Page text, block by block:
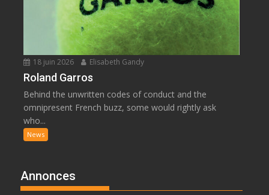
18 juin 2026 Elisabeth Gandy
Roland Garros
Behind the unwritten codes of conduct and the
omnipresent French buzz, some would rightly ask
who...
News
Annonces